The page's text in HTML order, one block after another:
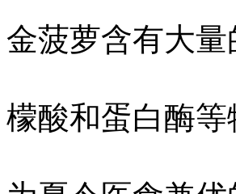
金菠萝含有大
檬酸和蛋白酶